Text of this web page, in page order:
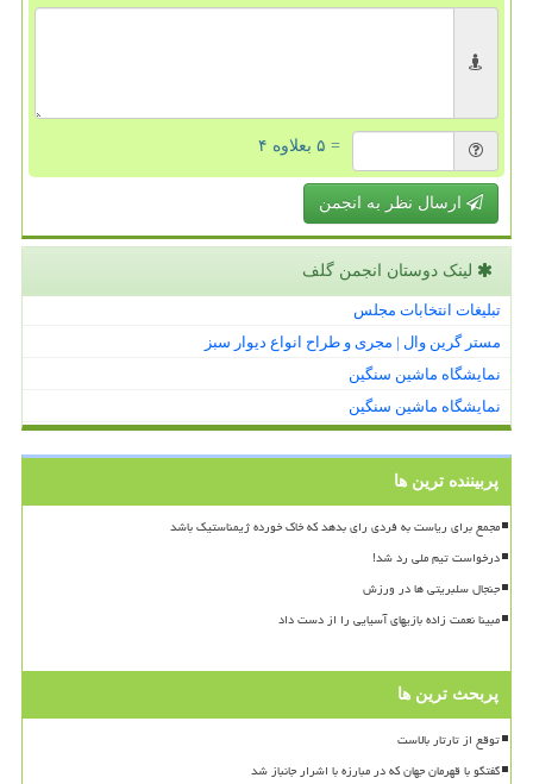
= ۵ بعلاوه ۴
ارسال نظر به انجمن
لینک دوستان انجمن گلف
تبلیغات انتخابات مجلس
مستر گرین وال | مجری و طراح انواع دیوار سبز
نمایشگاه ماشین سنگین
نمایشگاه ماشین سنگین
پربیننده ترین ها
مجمع برای ریاست به فردی رای بدهد که خاک خورده ژیمناستیک باشد
درخواست تیم ملی رد شد!
جنجال سلبریتی ها در ورزش
مبینا نعمت زاده بازیهای آسیایی را از دست داد
پربحث ترین ها
توقع از تارتار بالاست
گفتگو با قهرمان جهان که در مبارزه با اشرار جانباز شد